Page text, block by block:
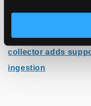
引用元：Amazon
collector adds
ingestion